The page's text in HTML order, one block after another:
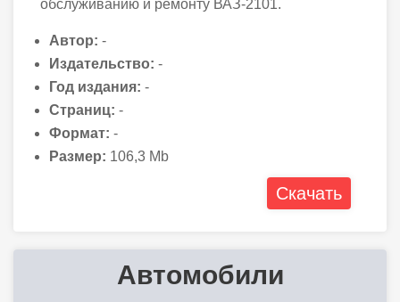
обслуживанию и ремонту ВАЗ-2101.
Автор: -
Издательство: -
Год издания: -
Страниц: -
Формат: -
Размер: 106,3 Mb
Скачать
Автомобили